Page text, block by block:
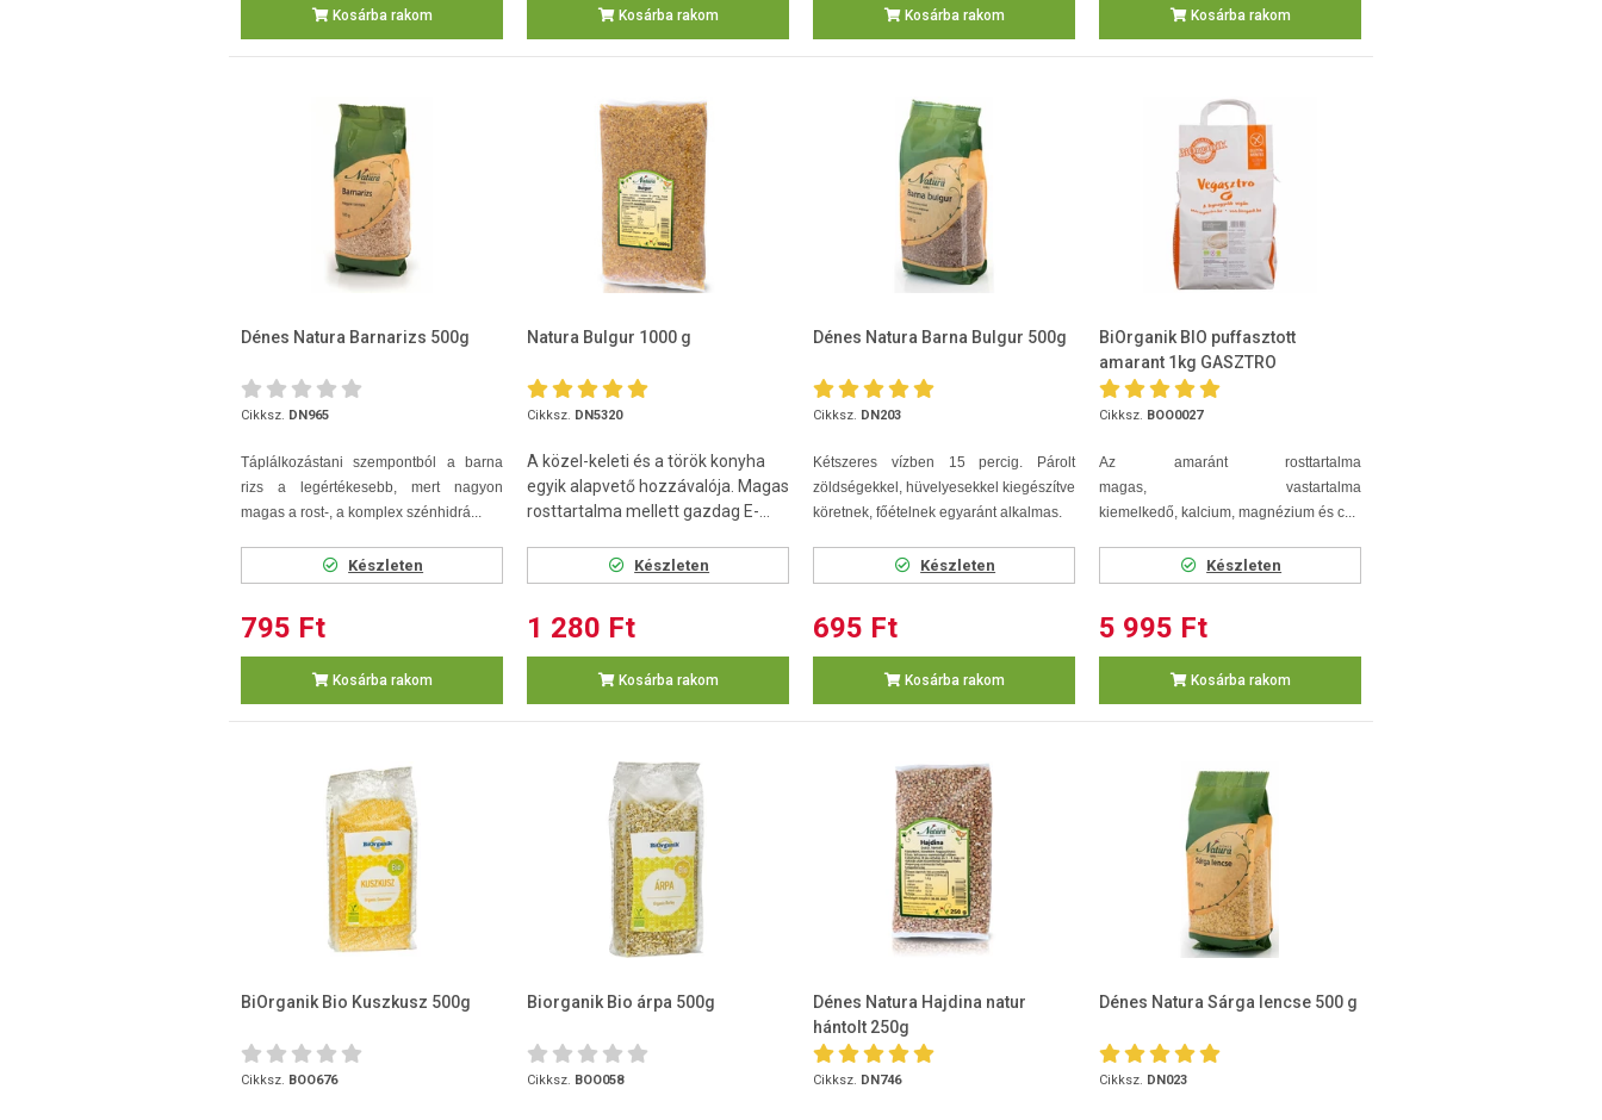
Kosárba rakom Kosárba rakom Kosárba rakom Kosárba rakom
Dénes Natura Barnarizs 500g
Cikksz. DN965
Táplálkozástani szempontból a barna
rizs a legértékesebb, mert nagyon
magas a rost-, a komplex szénhidrá...
Készleten
795 Ft
Kosárba rakom
Natura Bulgur 1000 g
Cikksz. DN5320
A közel-keleti és a török konyha
egyik alapvető hozzávalója. Magas
rosttartalma mellett gazdag E-...
Készleten
1 280 Ft
Kosárba rakom
Dénes Natura Barna Bulgur 500g
Cikksz. DN203
Kétszeres vízben 15 percig. Párolt
zöldségekkel, hüvelyesekkel kiegészítve
köretnek, főételnek egyaránt alkalmas.
Készleten
695 Ft
Kosárba rakom
BiOrganik BIO puffasztott
amarant 1kg GASZTRO
Cikksz. BOO0027
Az amaránt rosttartalma
magas, vastartalma
kiemelkedő, kalcium, magnézium és c...
Készleten
5 995 Ft
Kosárba rakom
BiOrganik Bio Kuszkusz 500g
Cikksz. BOO676
Biorganik Bio árpa 500g
Cikksz. BOO058
Dénes Natura Hajdina natur
hántolt 250g
Cikksz. DN746
Dénes Natura Sárga lencse 500 g
Cikksz. DN023